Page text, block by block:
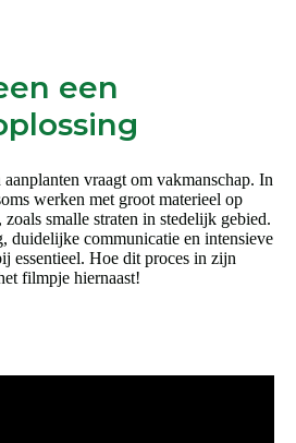
een
vraagt om vakmanschap. In
werken met groot materieel op
smalle straten in stedelijk gebied.
duidelijke communicatie en intensieve
essentieel. Hoe dit proces in zijn
filmpje hiernaast!